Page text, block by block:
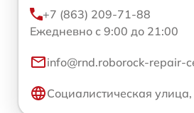
+7 (863) 209-71-88
Ежедневно с 9:00 до 21:00
info@rnd.roborock-repair-
Социалистическая